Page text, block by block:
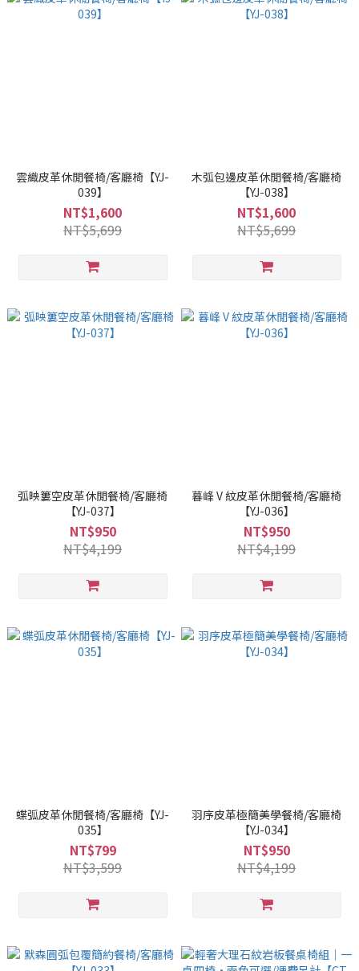
雲織皮革休閒餐椅/客廳椅【YJ-
039】
NT$1,600
NT$5,699
木弧包邊皮革休閒餐椅/客廳椅
【YJ-038】
NT$1,600
NT$5,699
弧映簍空皮革休閒餐椅/客廳椅
【YJ-037】
NT$950
NT$4,199
暮峰 V 紋皮革休閒餐椅/客廳椅
【YJ-036】
NT$950
NT$4,199
蝶弧皮革休閒餐椅/客廳椅【YJ-
035】
NT$799
NT$3,599
羽序皮革極簡美學餐椅/客廳椅
【YJ-034】
NT$950
NT$4,199